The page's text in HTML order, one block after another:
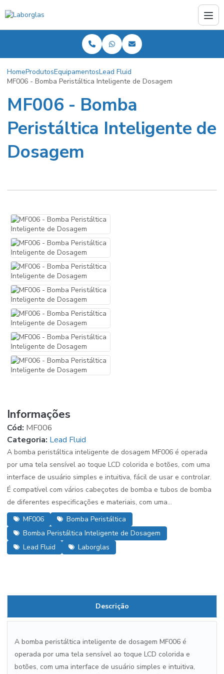
HomeProdutosEquipamentosLead Fluid
MF006 - Bomba Peristáltica Inteligente de Dosagem
MF006 - Bomba
Peristáltica Inteligente de
Dosagem
Informações
Cód: MF006
Categoria: Lead Fluid
A bomba peristáltica inteligente de dosagem MF006 é operada
por uma tela sensível ao toque LCD colorida e botões, com uma
interface de usuário simples e intuitiva, fácil de usar e controlar.
É compatível com vários cabeçotes de bomba e tubos de bomba
de diferentes especificações e materiais, com uma...
MF006
Bomba Peristáltica
Bomba Peristáltica Inteligente de Dosagem
Lead Fluid
Laborglas
Descrição
A bomba peristáltica inteligente de dosagem MF006 é
operada por uma tela sensível ao toque LCD colorida e
botões, com uma interface de usuário simples e intuitiva,